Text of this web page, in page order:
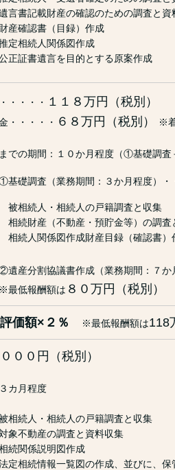
財産の確認のための調査と資
書（目録）作成
人関係図作成
遺言を目的とする原案作成
・・・・ １１８万円 （税別）
・・・・・ ６８ 万円（税別） ※
での期間：１０か月程度（①基礎調査
基礎調査（業務期間：３か月程度）・
・相続人の戸籍調査と収集
（不動産・預貯金等）の調査と
係図作成財産目録（確認書）
協議書作成（業務期間：７か月
酬額は ８０万円（税別）
価額×２％ ※最低報酬額は118
００円（税別）
カ月程度
相続人・相続人の戸籍調査と収集
産の調査と資料収集
説明図作成
報一覧図の作成、並びに、保管